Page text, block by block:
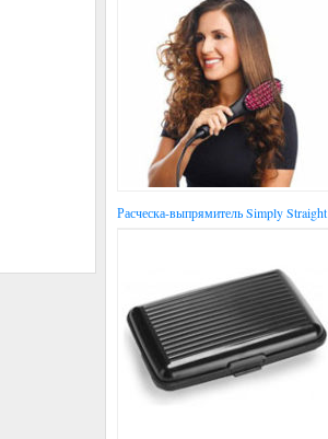
Расческа-выпрямитель Simply Straight